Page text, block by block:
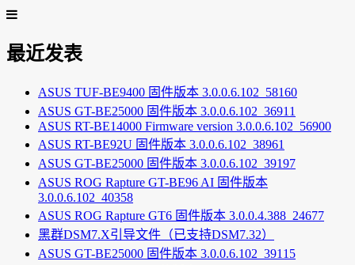
最近发表
ASUS TUF-BE9400 固件版本 3.0.0.6.102_58160
ASUS GT-BE25000 固件版本 3.0.0.6.102_36911
ASUS RT-BE14000 Firmware version 3.0.0.6.102_56900
ASUS RT-BE92U 固件版本 3.0.0.6.102_38961
ASUS GT-BE25000 固件版本 3.0.0.6.102_39197
ASUS ROG Rapture GT-BE96 AI 固件版本
3.0.0.6.102_40358
ASUS ROG Rapture GT6 固件版本 3.0.0.4.388_24677
黑群DSM7.X引导文件（已支持DSM7.32）
ASUS GT-BE25000 固件版本 3.0.0.6.102_39115